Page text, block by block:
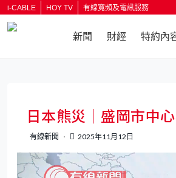
i-CABLE HOY TV 有線寬頻及電訊服務
新聞 財經 特約內
日本熊災｜盛岡市中
有線新聞 2025年11月12日